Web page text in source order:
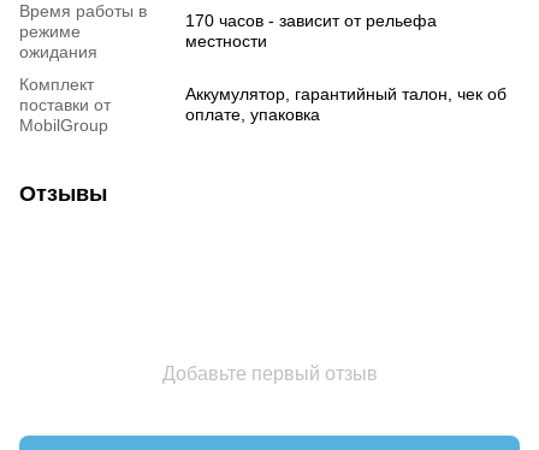
Время работы в
режиме
ожидания
170 часов - зависит от рельефа
местности
Комплект
поставки от
MobilGroup
Аккумулятор, гарантийный талон, чек об
оплате, упаковка
Отзывы
Добавьте первый отзыв